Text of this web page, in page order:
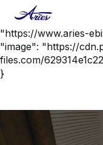
{ "@context":
"MedicalCondition",
"https://www.aries-
"image": "https://
files.com/
}